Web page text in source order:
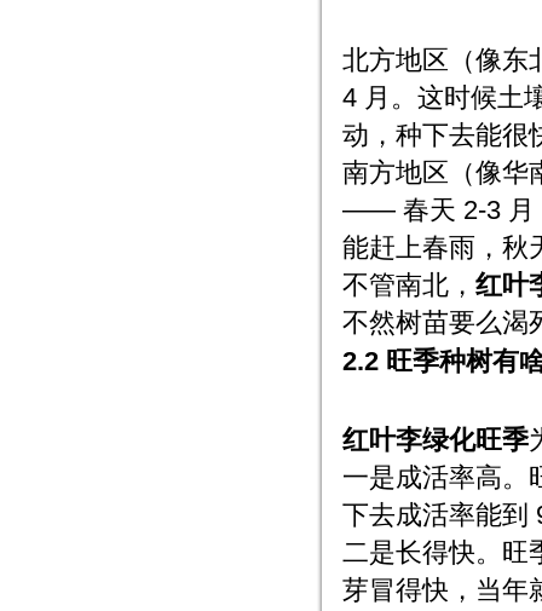
北方地区（像东
4 月。这时候土
动，种下去能很
南方地区（像华
—— 春天 2-3 月
能赶上春雨，秋
不管南北， 红叶
不然树苗要么渴
2.2 旺季种树有
红叶李绿化旺季
一是成活率高。
下去成活率能到
二是长得快。旺
芽冒得快，当年